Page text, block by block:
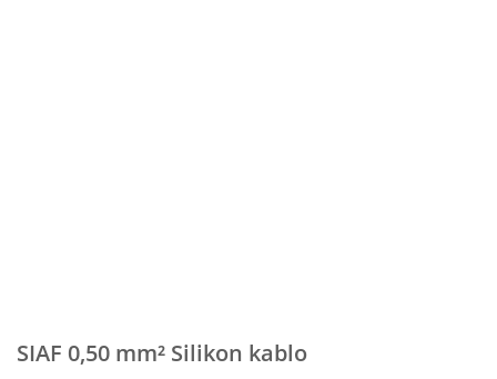
SIAF 0,50 mm² Silikon kablo